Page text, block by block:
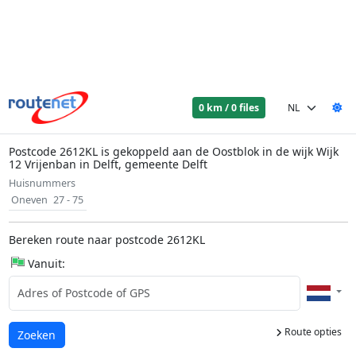
0 km / 0 files
Postcode 2612KL is gekoppeld aan de Oostblok in de wijk Wijk
12 Vrijenban in Delft, gemeente Delft
Huisnummers
Oneven 27 - 75
Bereken route naar postcode 2612KL
Vanuit:
Route opties
Laden...
Zoeken